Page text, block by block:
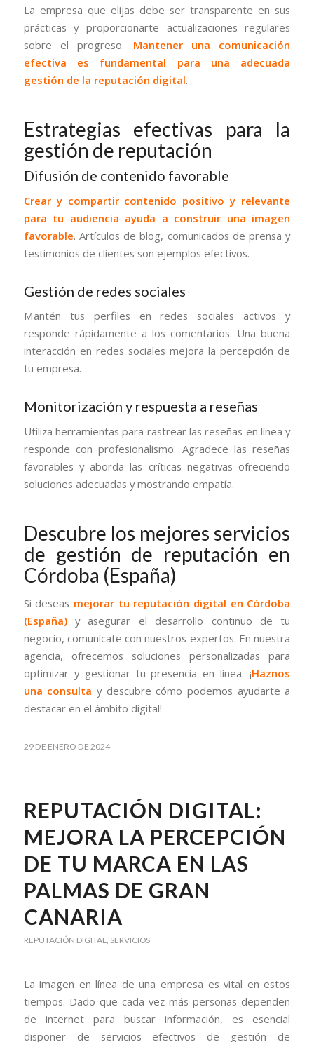
La empresa que elijas debe ser transparente en sus
prácticas y proporcionarte actualizaciones regulares
sobre el progreso. Mantener una comunicación
efectiva es fundamental para una adecuada
gestión de la reputación digital.
Estrategias efectivas para la
gestión de reputación
Difusión de contenido favorable
Crear y compartir contenido positivo y relevante
para tu audiencia ayuda a construir una imagen
favorable. Artículos de blog, comunicados de prensa y
testimonios de clientes son ejemplos efectivos.
Gestión de redes sociales
Mantén tus perfiles en redes sociales activos y
responde rápidamente a los comentarios. Una buena
interacción en redes sociales mejora la percepción de
tu empresa.
Monitorización y respuesta a reseñas
Utiliza herramientas para rastrear las reseñas en línea y
responde con profesionalismo. Agradece las reseñas
favorables y aborda las críticas negativas ofreciendo
soluciones adecuadas y mostrando empatía.
Descubre los mejores servicios
de gestión de reputación en
Córdoba (España)
Si deseas mejorar tu reputación digital en Córdoba
(España)y asegurar el desarrollo continuo de tu
negocio, comunícate con nuestros expertos. En nuestra
agencia, ofrecemos soluciones personalizadas para
optimizar y gestionar tu presencia en línea. ¡Haznos
una consulta y descubre cómo podemos ayudarte a
destacar en el ámbito digital!
29 DE ENERO DE 2024
REPUTACIÓN DIGITAL:
MEJORA LA PERCEPCIÓN
DE TU MARCA EN LAS
PALMAS DE GRAN
CANARIA
REPUTACIÓN DIGITAL, SERVICIOS
La imagen en línea de una empresa es vital en estos
tiempos. Dado que cada vez más personas dependen
de internet para buscar información, es esencial
disponer de servicios efectivos de gestión de